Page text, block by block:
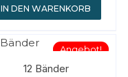
IN DEN WARENKORB
Angebot!
12 Bänder